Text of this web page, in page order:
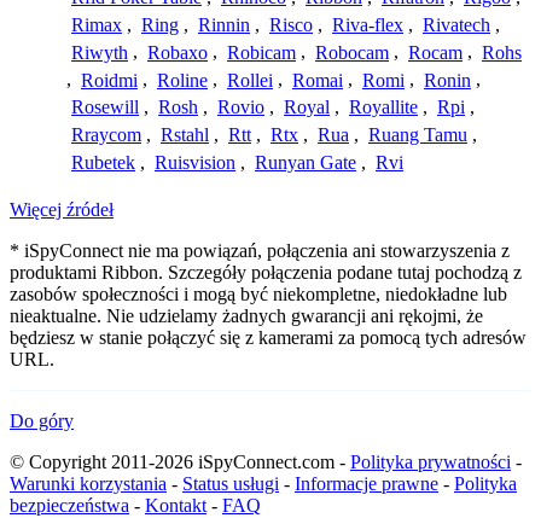
Rimax , Ring , Rinnin , Risco , Riva-flex , Rivatech ,
Riwyth , Robaxo , Robicam , Robocam , Rocam , Rohs
, Roidmi , Roline , Rollei , Romai , Romi , Ronin ,
Rosewill , Rosh , Rovio , Royal , Royallite , Rpi ,
Rraycom , Rstahl , Rtt , Rtx , Rua , Ruang Tamu ,
Rubetek , Ruisvision , Runyan Gate , Rvi
Więcej źródeł
* iSpyConnect nie ma powiązań, połączenia ani stowarzyszenia z
produktami Ribbon. Szczegóły połączenia podane tutaj pochodzą z
zasobów społeczności i mogą być niekompletne, niedokładne lub
nieaktualne. Nie udzielamy żadnych gwarancji ani rękojmi, że
będziesz w stanie połączyć się z kamerami za pomocą tych adresów
URL.
Do góry
© Copyright 2011-2026 iSpyConnect.com - Polityka prywatności -
Warunki korzystania - Status usługi - Informacje prawne - Polityka
bezpieczeństwa - Kontakt - FAQ